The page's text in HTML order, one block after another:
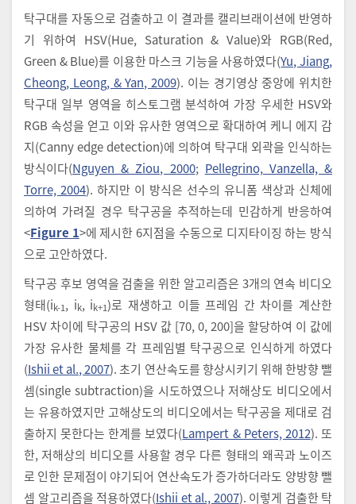
탁구대를 자동으로 검출하고 이 결과를 캘리브래이션에 반영하
기 위하여 HSV(Hue, Saturation & Value)와 RGB(Red,
Green & Blue)를 이용한 마스크 기능을 사용하였다(Yu, Jiang,
Cheong, Leong, & Yan, 2009). 이는 경기영상 중앙에 위치한
탁구대 일부 영역을 히스토그램 분석하여 가장 우세한 HSV와
RGB 속성을 얻고 이와 유사한 영역으로 확대하여 케니 에지 감
지(Canny edge detection)에 의하여 탁구대 외곽을 인식하는
방식이다(Nguyen & Ziou, 2000; Pellegrino, Vanzella, &
Torre, 2004). 하지만 이 방식은 선수의 유니폼 색상과 신체에
의하여 가려질 경우 탁구공을 추적하는데 민감하게 반응하여
<Figure 1>에 제시한 6지점을 수동으로 디지타이징 하는 방식
으로 고안하였다.
탁구공 후보 영역을 검출을 위한 알고리즘은 3개의 연속 비디오
형태(ik-1, ik, ik+1)로 재생하고 이들 프레임 간 차이를 계산한
HSV 차이에 탁구공의 HSV 값 [70, 0, 200]을 할당하여 이 값에
가장 유사한 물체를 각 프레임별 탁구공으로 인식하게 하였다
(Ishii et al., 2007). 초기 연산속도를 향상시키기 위해 한방향 뺄
셈(single subtraction)을 시도하였으나 저해상도 비디오에서
는 유용하였지만 고해상도의 비디오에서는 탁구공을 제대로 검
출하지 못한다는 한계를 보였다(Lampert & Peters, 2012). 또
한, 저해상의 비디오를 사용할 경우 다른 형태의 왜곡과 노이즈
로 인한 문제점이 야기되어 연산속도가 증가하더라도 양방향 뺄
셈 알고리즘을 적용하였다(Ishii et al., 2007). 이렇게 검출한 탁